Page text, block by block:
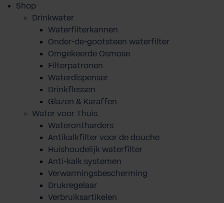
Shop
Drinkwater
Waterfilterkannen
Onder-de-gootsteen waterfilter
Omgekeerde Osmose
Filterpatronen
Waterdispenser
Drinkflessen
Glazen & Karaffen
Water voor Thuis
Waterontharders
Antikalkfilter voor de douche
Huishoudelijk waterfilter
Anti-kalk systemen
Verwarmingsbescherming
Drukregelaar
Verbruiksartikelen